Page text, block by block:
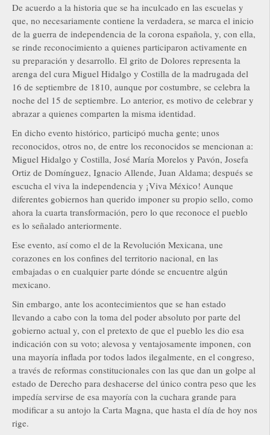
De acuerdo a la historia que se ha inculcado en las escuelas y
que, no necesariamente contiene la verdadera, se marca el inicio
de la guerra de independencia de la corona española, y, con ella,
se rinde reconocimiento a quienes participaron activamente en
su preparación y desarrollo. El grito de Dolores representa la
arenga del cura Miguel Hidalgo y Costilla de la madrugada del
16 de septiembre de 1810, aunque por costumbre, se celebra la
noche del 15 de septiembre. Lo anterior, es motivo de celebrar y
abrazar a quienes comparten la misma identidad.
En dicho evento histórico, participó mucha gente; unos
reconocidos, otros no, de entre los reconocidos se mencionan a:
Miguel Hidalgo y Costilla, José María Morelos y Pavón, Josefa
Ortiz de Domínguez, Ignacio Allende, Juan Aldama; después se
escucha el viva la independencia y ¡Viva México! Aunque
diferentes gobiernos han querido imponer su propio sello, como
ahora la cuarta transformación, pero lo que reconoce el pueblo
es lo señalado anteriormente.
Ese evento, así como el de la Revolución Mexicana, une
corazones en los confines del territorio nacional, en las
embajadas o en cualquier parte dónde se encuentre algún
mexicano.
Sin embargo, ante los acontecimientos que se han estado
llevando a cabo con la toma del poder absoluto por parte del
gobierno actual y, con el pretexto de que el pueblo les dio esa
indicación con su voto; alevosa y ventajosamente imponen, con
una mayoría inflada por todos lados ilegalmente, en el congreso,
a través de reformas constitucionales con las que dan un golpe al
estado de Derecho para deshacerse del único contra peso que les
impedía servirse de esa mayoría con la cuchara grande para
modificar a su antojo la Carta Magna, que hasta el día de hoy nos
rige.